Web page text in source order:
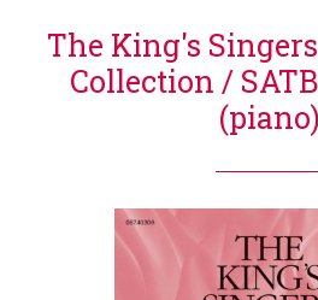
The King's
Collection /
(piano)